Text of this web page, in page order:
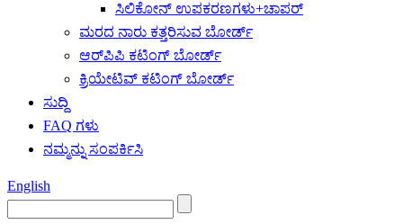
ಸಿಲಿಕೋನ್ ಉಪಕರಣಗಳು+ಚಾಪರ್
ಮರದ ನಾರು ಕತ್ತರಿಸುವ ಬೋರ್ಡ್
ಆರ್‌ಪಿಪಿ ಕಟಿಂಗ್ ಬೋರ್ಡ್
ಕ್ರಿಯೇಟಿವ್ ಕಟಿಂಗ್ ಬೋರ್ಡ್
ಸುದ್ದಿ
FAQ ಗಳು
ನಮ್ಮನ್ನು ಸಂಪರ್ಕಿಸಿ
English